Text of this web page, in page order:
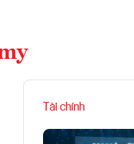
Tài chính